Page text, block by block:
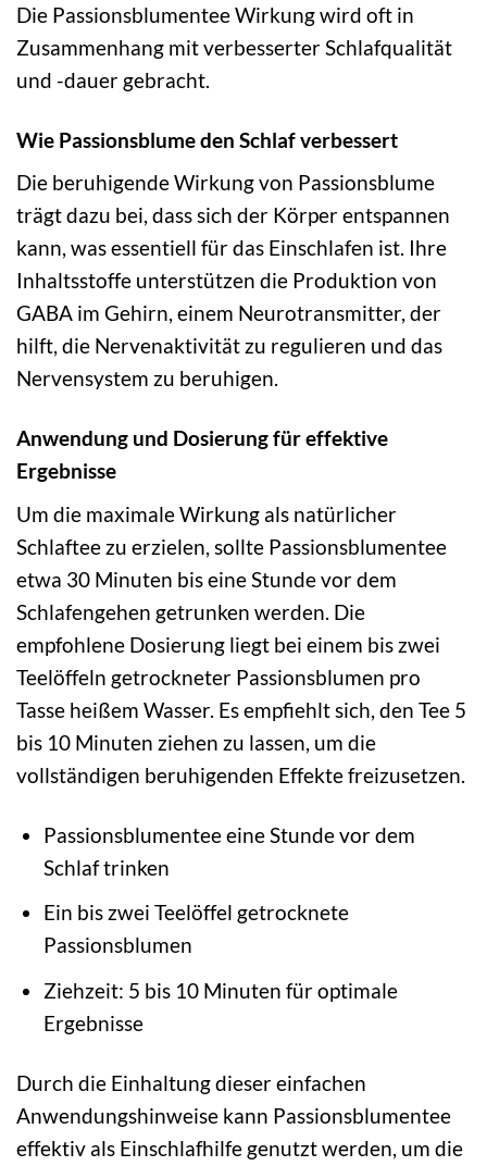
Die Passionsblumentee Wirkung wird oft in
Zusammenhang mit verbesserter Schlafqualität
und -dauer gebracht.
Wie Passionsblume den Schlaf verbessert
Die beruhigende Wirkung von Passionsblume
trägt dazu bei, dass sich der Körper entspannen
kann, was essentiell für das Einschlafen ist. Ihre
Inhaltsstoffe unterstützen die Produktion von
GABA im Gehirn, einem Neurotransmitter, der
hilft, die Nervenaktivität zu regulieren und das
Nervensystem zu beruhigen.
Anwendung und Dosierung für effektive
Ergebnisse
Um die maximale Wirkung als natürlicher
Schlaftee zu erzielen, sollte Passionsblumentee
etwa 30 Minuten bis eine Stunde vor dem
Schlafengehen getrunken werden. Die
empfohlene Dosierung liegt bei einem bis zwei
Teelöffeln getrockneter Passionsblumen pro
Tasse heißem Wasser. Es empfiehlt sich, den Tee 5
bis 10 Minuten ziehen zu lassen, um die
vollständigen beruhigenden Effekte freizusetzen.
Passionsblumentee eine Stunde vor dem
Schlaf trinken
Ein bis zwei Teelöffel getrocknete
Passionsblumen
Ziehzeit: 5 bis 10 Minuten für optimale
Ergebnisse
Durch die Einhaltung dieser einfachen
Anwendungshinweise kann Passionsblumentee
effektiv als Einschlafhilfe genutzt werden, um die